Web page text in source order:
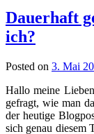
Dauerhaft
ich?
Posted on 3. Mai
Hallo meine
gefragt, wie man
der heutige
sich genau diesem